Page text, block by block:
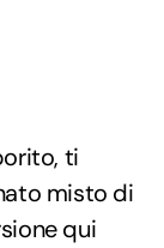
ti
misto di
qui